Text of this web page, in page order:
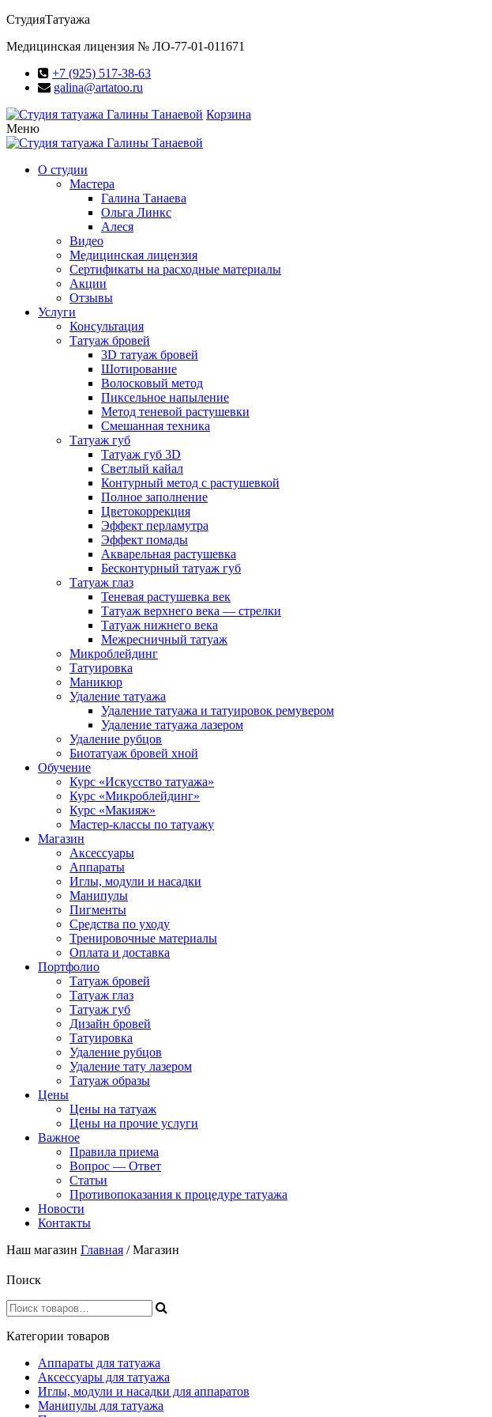
СтудияТатуажа
Медицинская лицензия № ЛО-77-01-011671
+7 (925) 517-38-63
galina@artatoo.ru
Корзина
Меню
О студии
Мастера
Галина Танаева
Ольга Линкс
Алеся
Видео
Медицинская лицензия
Сертификаты на расходные материалы
Акции
Отзывы
Услуги
Консультация
Татуаж бровей
3D татуаж бровей
Шотирование
Волосковый метод
Пиксельное напыление
Метод теневой растушевки
Смешанная техника
Татуаж губ
Татуаж губ 3D
Светлый кайал
Контурный метод с растушевкой
Полное заполнение
Цветокоррекция
Эффект перламутра
Эффект помады
Акварельная растушевка
Бесконтурный татуаж губ
Татуаж глаз
Теневая растушевка век
Татуаж верхнего века — стрелки
Татуаж нижнего века
Межресничный татуаж
Микроблейдинг
Татуировка
Маникюр
Удаление татуажа
Удаление татуажа и татуировок ремувером
Удаление татуажа лазером
Удаление рубцов
Биотатуаж бровей хной
Обучение
Курс «Искусство татуажа»
Курс «Микроблейдинг»
Курс «Макияж»
Мастер-классы по татуажу
Магазин
Аксессуары
Аппараты
Иглы, модули и насадки
Манипулы
Пигменты
Средства по уходу
Тренировочные материалы
Оплата и доставка
Портфолио
Татуаж бровей
Татуаж глаз
Татуаж губ
Дизайн бровей
Татуировка
Удаление рубцов
Удаление тату лазером
Татуаж образы
Цены
Цены на татуаж
Цены на прочие услуги
Важное
Правила приема
Вопрос — Ответ
Статьи
Противопоказания к процедуре татуажа
Новости
Контакты
Наш магазин Главная / Магазин
Поиск
Категории товаров
Аппараты для татуажа
Аксессуары для татуажа
Иглы, модули и насадки для аппаратов
Манипулы для татуажа